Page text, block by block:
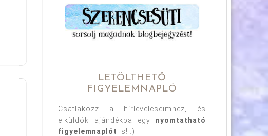
LETÖLTHETŐ
FIGYELEMNAPLÓ
Csatlakozz a hírleveleseimhez, és
elküldök ajándékba egy nyomtatható
figyelemnaplót is! :)